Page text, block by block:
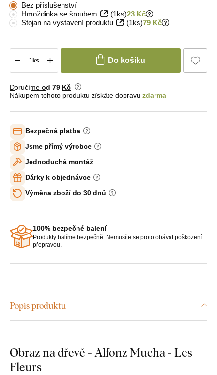
Bez příslušenství
Hmoždinka se šroubem
(1ks)23 Kč
Stojan na vystavení produktu
(1ks)79 Kč
Do košíku
Doručíme od 79 Kč
Nákupem tohoto produktu získáte dopravu zdarma
Bezpečná platba
Jsme přímý výrobce
Jednoduchá montáž
Dárky k objednávce
Výměna zboží do 30 dnů
100% bezpečné balení
Produkty balíme bezpečně. Nemusíte se proto obávat poškození
přepravou.
Popis produktu
Obraz na dřevě - Alfonz Mucha - Les
Fleurs